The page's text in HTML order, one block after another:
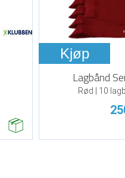
Kjøp
Lagbånd
Rød | 10